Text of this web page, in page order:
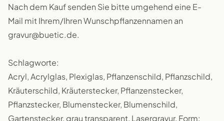
Nach dem Kauf senden Sie bitte umgehend eine E-
Mail mit Ihrem/Ihren Wunschpflanzennamen an
gravur@buetic.de.
Schlagworte:
Acryl, Acrylglas, Plexiglas, Pflanzenschild, Pflanzschild,
Kräuterschild, Kräuterstecker, Pflanzenstecker,
Pflanzstecker, Blumenstecker, Blumenschild,
Gartenstecker, grau transparent, Lasergravur, Form: